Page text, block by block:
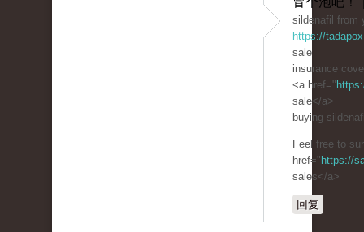
sildenafil from
https://
sale
insurance
<a href="
sale</a>
buying
Feel free to
href=" https://
sales</a>
回复